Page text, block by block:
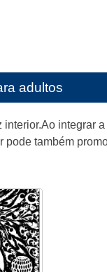
adultos
integrar
também